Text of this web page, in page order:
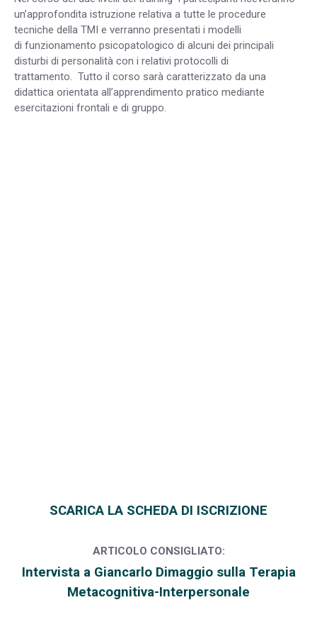
un’approfondita istruzione relativa a tutte le procedure
tecniche della TMI e verranno presentati i modelli
di funzionamento psicopatologico di alcuni dei principali
disturbi di personalità con i relativi protocolli di
trattamento. Tutto il corso sarà caratterizzato da una
didattica orientata all’apprendimento pratico mediante
esercitazioni frontali e di gruppo.
SCARICA LA SCHEDA DI ISCRIZIONE
ARTICOLO CONSIGLIATO:
Intervista a Giancarlo Dimaggio sulla Terapia
Metacognitiva-Interpersonale